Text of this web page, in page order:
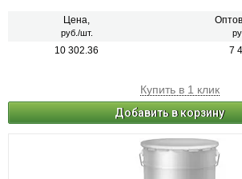
Цена,
руб./шт.
10 302.36 7
Купить в 1 клик
Добавить в корзину